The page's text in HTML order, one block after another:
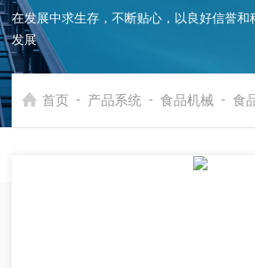
在发展中求生存，不断贴心，以良好信誉和
发展
首页 - 产品系统 - 食品机械 - 食